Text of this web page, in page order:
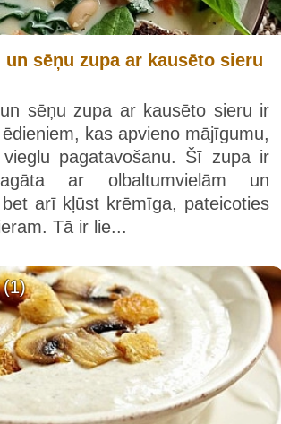
sēņu zupa ar kausēto sieru
sēņu zupa ar kausēto sieru ir
kas apvieno mājīgumu,
pagatavošanu. Šī zupa ir
ar olbaltumvielām un
arī kļūst krēmīga, pateicoties
Tā ir lie...
(1)